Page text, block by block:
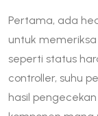
Pertama, ada
untuk
seperti status
controller, suhu
hasil